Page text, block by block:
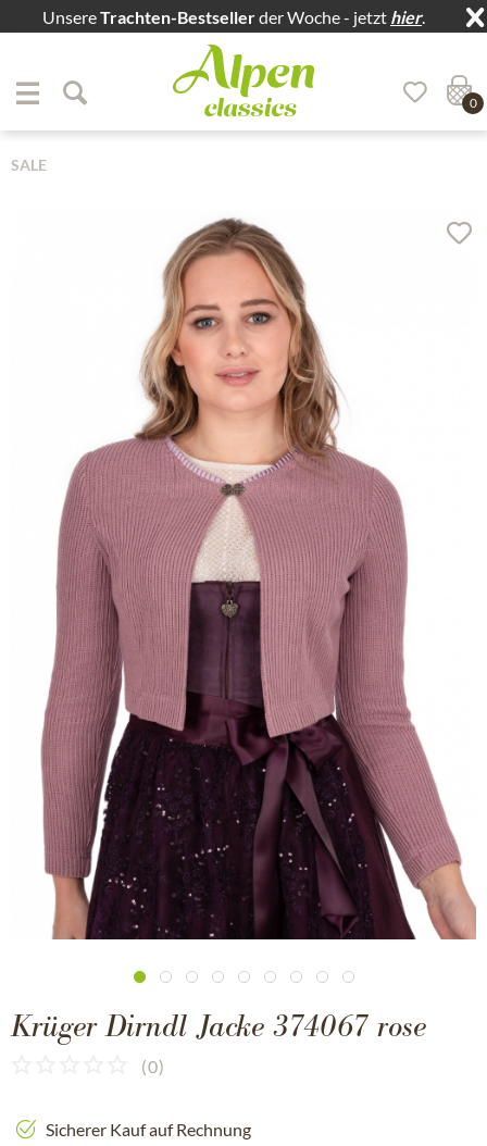
UnsereTrachten-Bestsellerder Woche - jetzt hier.
Zum Hauptbereich springen
0
SALE
Krüger Dirndl Jacke 374067 rose
(0)
Sicherer Kauf auf Rechnung